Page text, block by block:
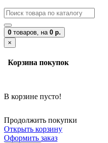
0 товаров, на 0 р.
×
Корзина покупок
В корзине пусто!
Продолжить покупки
Открыть корзину
Оформить заказ